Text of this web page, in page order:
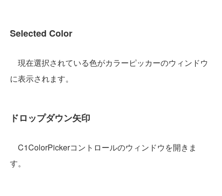
Selected Color
現在選択されている色がカラーピッカーのウィンドウ
に表示されます。
ドロップダウン矢印
C1ColorPickerコントロールのウィンドウを開きま
す。